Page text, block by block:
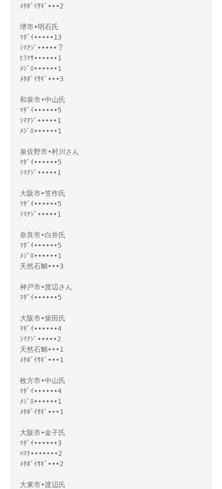
ﾒﾀﾎﾞｲｻｷﾞ•••2
堺市•明石氏
ﾏﾀﾞｲ•••••13
ｼﾏｱｼﾞ•••••？
ﾋﾗﾏｻ••••••1
ﾒｼﾞﾛ••••••1
ﾒﾀﾎﾞｲｻｷﾞ•••3
和泉市•中山氏
ﾏﾀﾞｲ••••••5
ｼﾏｱｼﾞ•••••1
ﾒｼﾞﾛ••••••1
泉佐野市•村川さん
ﾏﾀﾞｲ••••••5
ｼﾏｱｼﾞ•••••1
大阪市•笠作氏
ﾏﾀﾞｲ••••••5
ｼﾏｱｼﾞ•••••1
奈良市•白井氏
ﾏﾀﾞｲ••••••5
ﾒｼﾞﾛ••••••1
天然石鯛•••3
神戸市•渡辺さん
ﾏﾀﾞｲ••••••5
大阪市•柴田氏
ﾏﾀﾞｲ••••••4
ｼﾏｱｼﾞ•••••2
天然石鯛•••1
ﾒﾀﾎﾞｲｻｷﾞ•••1
枚方市•中山氏
ﾏﾀﾞｲ••••••4
ﾒｼﾞﾛ••••••1
ﾒﾀﾎﾞｲｻｷﾞ•••1
大阪市•金子氏
ﾏﾀﾞｲ••••••3
ﾊﾏﾁ•••••••2
ﾒﾀﾎﾞｲｻｷﾞ•••2
大東市•渡辺氏